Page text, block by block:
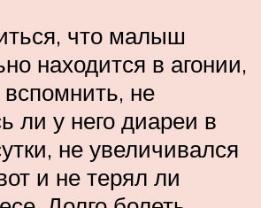
что малыш
находится в агонии,
не
ли у него диареи в
не увеличивался
и не терял ли